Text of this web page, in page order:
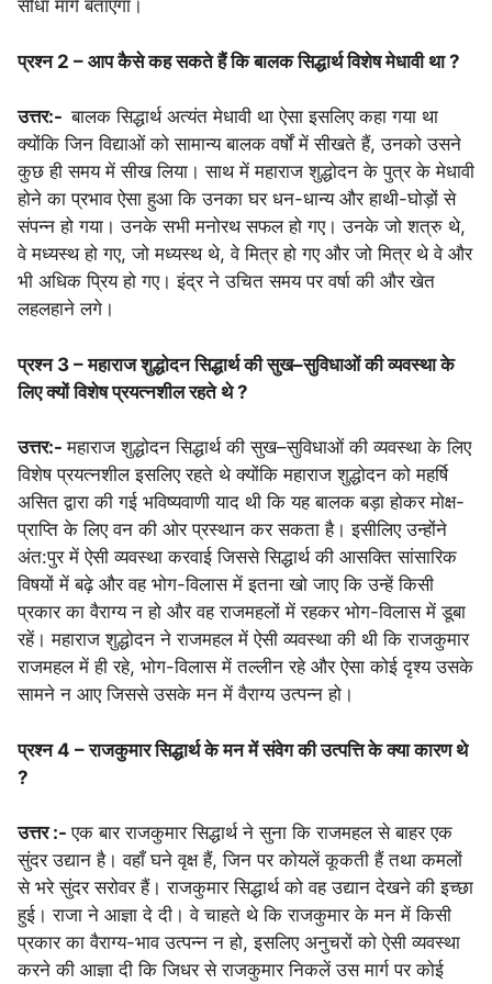
सीधा मार्ग बताएगा।
प्रश्न 2 – आप कैसे कह सकते हैं कि बालक सिद्धार्थ विशेष मेधावी था ?
उत्तर:-बालक सिद्धार्थ अत्‍यंत मेधावी था ऐसा इसलिए कहा गया था
क्योंकि जिन विद्याओं को सामान्‍य बालक वर्षों में सीखते हैं, उनको उसने
कुछ ही समय में सीख लिया। साथ में महाराज शुद्धोदन के पुत्र के मेधावी
होने का प्रभाव ऐसा हुआ कि उनका घर धन-धान्‍य और हाथी-घोड़ों से
संपन्‍न हो गया। उनके सभी मनोरथ सफल हो गए। उनके जो शत्रु थे,
वे मध्‍यस्‍थ हो गए, जो मध्‍यस्‍थ थे, वे मित्र हो गए और जो मित्र थे वे और
भी अधिक प्रिय हो गए। इंद्र ने उचित समय पर वर्षा की और खेत
लहलहाने लगे।
प्रश्न 3 – महाराज शुद्धोदन सिद्धार्थ की सुख–सुविधाओं की व्यवस्था के
लिए क्यों विशेष प्रयत्नशील रहते थे ?
उत्तर:-महाराज शुद्धोदन सिद्धार्थ की सुख–सुविधाओं की व्यवस्था के लिए
विशेष प्रयत्नशील इसलिए रहते थे क्योंकि महाराज शुद्धोदन को महर्षि
असित द्वारा की गई भविष्‍यवाणी याद थी कि यह बालक बड़ा होकर मोक्ष-
प्राप्ति के लिए वन की ओर प्रस्‍थान कर सकता है। इसीलिए उन्‍होंने
अंत:पुर में ऐसी व्‍यवस्‍था करवाई जिससे सिद्धार्थ की आस‍क्‍त‍ि सांसारिक
विषयों में बढ़े और वह भोग-विलास में इतना खो जाए कि उन्हें किसी
प्रकार का वैराग्‍य न हो और वह राजमहलों में रहकर भोग-विलास में डूबा
रहें। महाराज शुद्धोदन ने राजमहल में ऐसी व्‍यवस्‍था की थी कि राजकुमार
राजमहल में ही रहे, भोग-विलास में तल्‍लीन रहे और ऐसा कोई दृश्‍य उसके
सामने न आए जिससे उसके मन में वैराग्‍य उत्‍पन्‍न हो।
प्रश्न 4 – राजकुमार सिद्धार्थ के मन में संवेग की उत्पत्ति के क्या कारण थे
?
उत्तर :-एक बार राजकुमार सिद्धार्थ ने सुना कि राजमहल से बाहर एक
सुंदर उद्यान है। वहाँ घने वृक्ष हैं, जिन पर कोयलें कूकती हैं तथा कमलों
से भरे सुंदर सरोवर हैं। राजकुमार सिद्धार्थ को वह उद्यान देखने की इच्‍छा
हुई। राजा ने आज्ञा दे दी। वे चाहते थे कि राजकुमार के मन में किसी
प्रकार का वैराग्‍य-भाव उत्‍पन्‍न न हो, इसलिए अनुचरों को ऐसी व्‍यवस्‍था
करने की आज्ञा दी कि जिधर से राजकुमार निकलें उस मार्ग पर कोई